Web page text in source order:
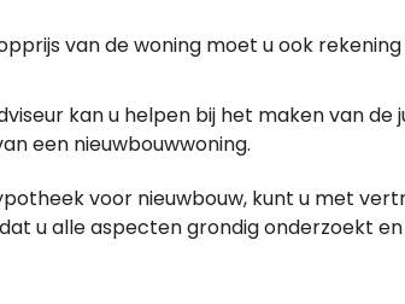
van de woning moet u ook
kan u helpen bij het maken van de
een nieuwbouwwoning.
voor nieuwbouw, kunt u met
u alle aspecten grondig onderzoekt